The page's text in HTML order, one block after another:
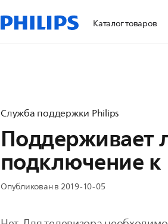
Каталог товаров
Служба поддержки Philips
Поддерживает
подключение к
Опубликован в 2019-10-05